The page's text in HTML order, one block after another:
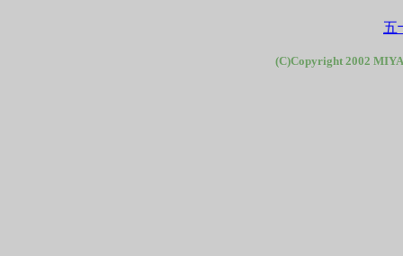
五
(C)Copyright 2002